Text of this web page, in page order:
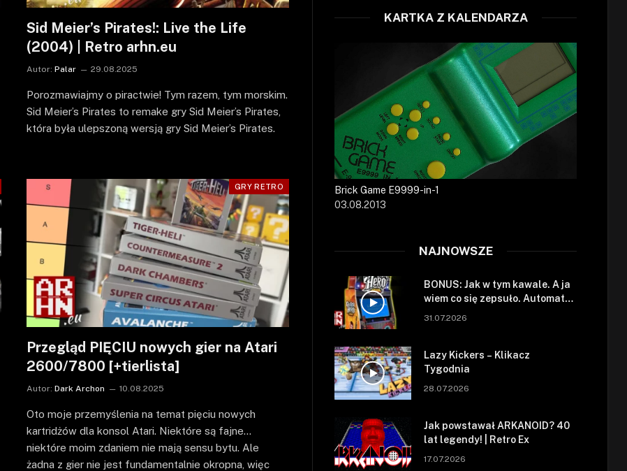
Sid Meier’s Pirates!: Live the Life
(2004) | Retro arhn.eu
Autor: Palar 29.08.2025
Porozmawiajmy o piractwie! Tym razem, tym morskim.
Sid Meier’s Pirates to remake gry Sid Meier’s Pirates,
która była ulepszoną wersją gry Sid Meier’s Pirates.
GRY RETRO
Przegląd PIĘCIU nowych gier na Atari
2600/7800 [+tierlista]
Autor: Dark Archon 10.08.2025
Oto moje przemyślenia na temat pięciu nowych
kartridżów dla konsol Atari. Niektóre są fajne…
niektóre moim zdaniem nie mają sensu bytu. Ale
żadna z gier nie jest fundamentalnie okropna, więc
KARTKA Z KALENDARZA
Brick Game E9999-in-1
03.08.2013
NAJNOWSZE
BONUS: Jak w tym kawale. A ja
wiem co się zepsuło. Automat
31.07.2026
Lazy Kickers – Klikacz
Tygodnia
28.07.2026
Jak powstawał ARKANOID? 40
lat legendy! | Retro Ex
17.07.2026